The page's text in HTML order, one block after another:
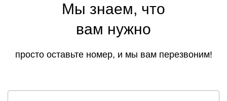
Мы знаем, что
вам нужно
просто оставьте номер, и мы вам перезвоним!